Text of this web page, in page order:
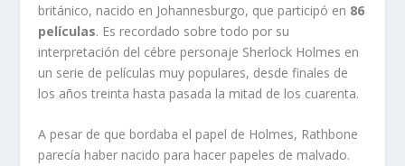
británico, nacido en Johannesburgo, que participó en 86
películas. Es recordado sobre todo por su
interpretación del cébre personaje Sherlock Holmes en
un serie de películas muy populares, desde finales de
los años treinta hasta pasada la mitad de los cuarenta.
A pesar de que bordaba el papel de Holmes, Rathbone
parecía haber nacido para hacer papeles de malvado.